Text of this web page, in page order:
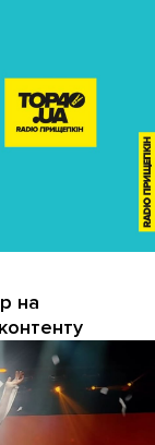
на